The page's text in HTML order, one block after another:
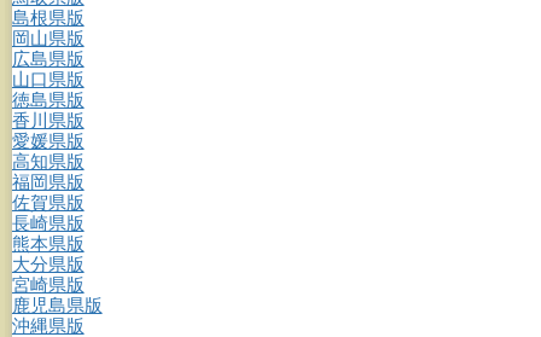
島根県版
岡山県版
広島県版
山口県版
徳島県版
香川県版
愛媛県版
高知県版
福岡県版
佐賀県版
長崎県版
熊本県版
大分県版
宮崎県版
鹿児島県版
沖縄県版